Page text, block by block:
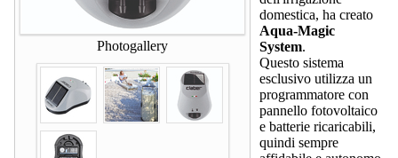
Photogallery
domestica, ha creato
Aqua-Magic
System.
Questo sistema
esclusivo utilizza un
programmatore con
pannello fotovoltaico
e batterie ricaricabili,
quindi sempre